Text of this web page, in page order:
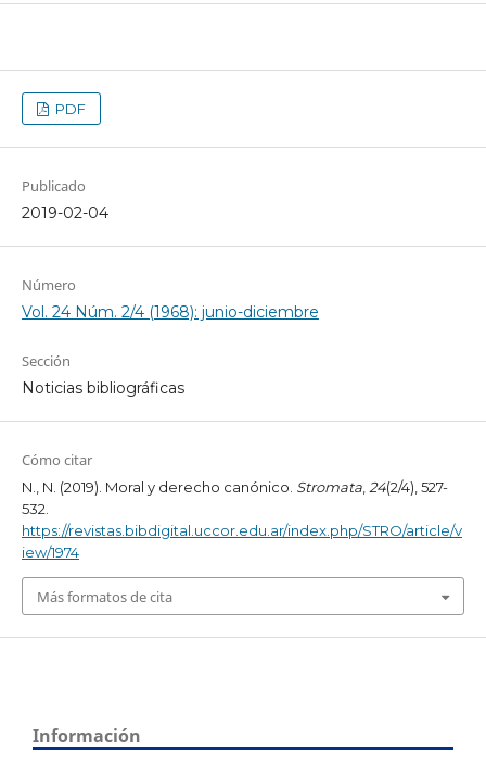
PDF
Publicado
2019-02-04
Número
Vol. 24 Núm. 2/4 (1968): junio-diciembre
Sección
Noticias bibliográficas
Cómo citar
N., N. (2019). Moral y derecho canónico. Stromata,24(2/4), 527-
532.
https://revistas.bibdigital.uccor.edu.ar/index.php/STRO/article/v
iew/1974
Más formatos de cita
Información